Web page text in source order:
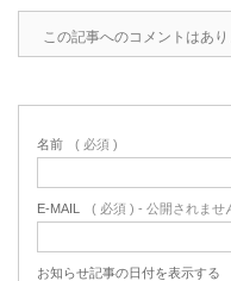
この記事へのコメントはあり
名前 ( 必須 )
E-MAIL ( 必須 ) - 公開されませ
お知らせ記事の日付を表示する